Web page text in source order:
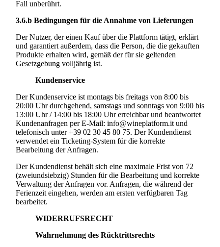
Fall unberührt.
3.6.b Bedingungen für die Annahme von Lieferungen
Der Nutzer, der einen Kauf über die Plattform tätigt, erklärt
und garantiert außerdem, dass die Person, die die gekauften
Produkte erhalten wird, gemäß der für sie geltenden
Gesetzgebung volljährig ist.
Kundenservice
Der Kundenservice ist montags bis freitags von 8:00 bis
20:00 Uhr durchgehend, samstags und sonntags von 9:00 bis
13:00 Uhr / 14:00 bis 18:00 Uhr erreichbar und beantwortet
Kundenanfragen per E-Mail: info@wineplatform.it und
telefonisch unter +39 02 30 45 80 75. Der Kundendienst
verwendet ein Ticketing-System für die korrekte
Bearbeitung der Anfragen.
Der Kundendienst behält sich eine maximale Frist von 72
(zweiundsiebzig) Stunden für die Bearbeitung und korrekte
Verwaltung der Anfragen vor. Anfragen, die während der
Ferienzeit eingehen, werden am ersten verfügbaren Tag
bearbeitet.
WIDERRUFSRECHT
Wahrnehmung des Rücktrittsrechts